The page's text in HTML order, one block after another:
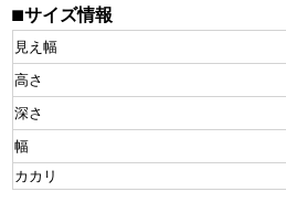
■サイズ情報
見え幅
高さ
深さ
幅
カカリ